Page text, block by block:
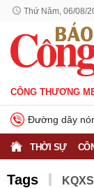
Thứ Năm, 06/08/
CÔNG THƯƠNG
Đường dây
THỜI SỰ
Tags